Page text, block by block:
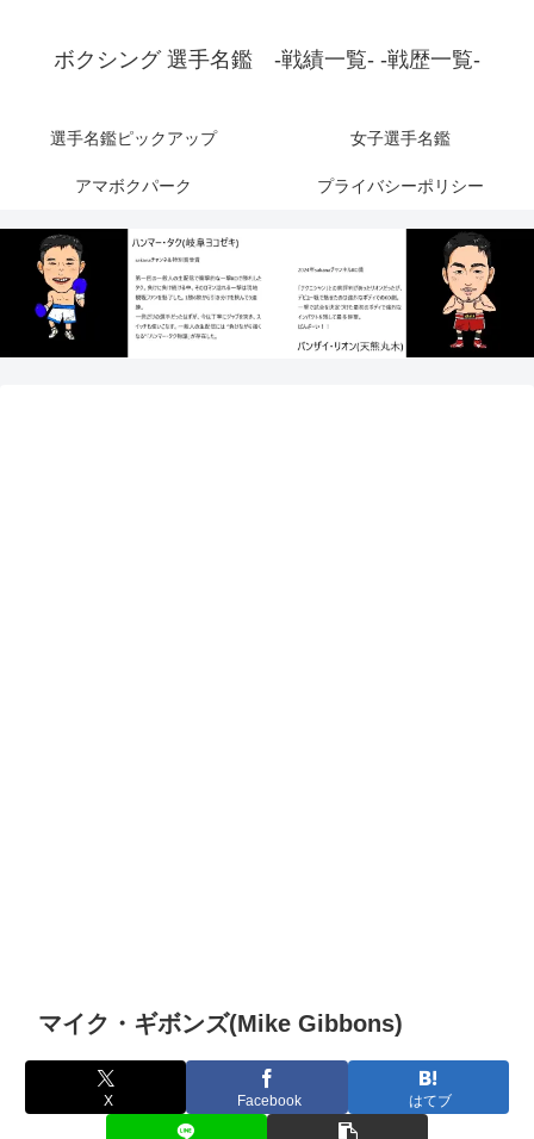
ボクシング 選手名鑑 -戦績一覧- -戦歴一覧-
選手名鑑ピックアップ 女子選手名鑑
アマボクパーク プライバシーポリシー
マイク・ギボンズ(Mike Gibbons)
X Facebook はてブ